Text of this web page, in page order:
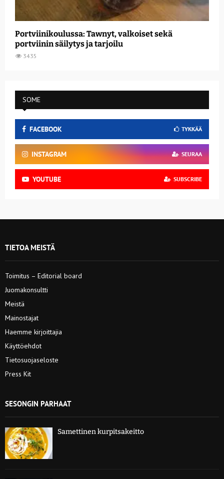
Portviinikoulussa: Tawnyt, valkoiset sekä
portviinin säilytys ja tarjoilu
3435
SOME
FACEBOOK TYKKÄÄ
INSTAGRAM SEURAA
YOUTUBE SUBSCRIBE
TIETOA MEISTÄ
Toimitus – Editorial board
Juomakonsultti
Meistä
Mainostajat
Haemme kirjoittajia
Käyttöehdot
Tietosuojaseloste
Press Kit
SESONGIN PARHAAT
Samettinen kurpitsakeitto